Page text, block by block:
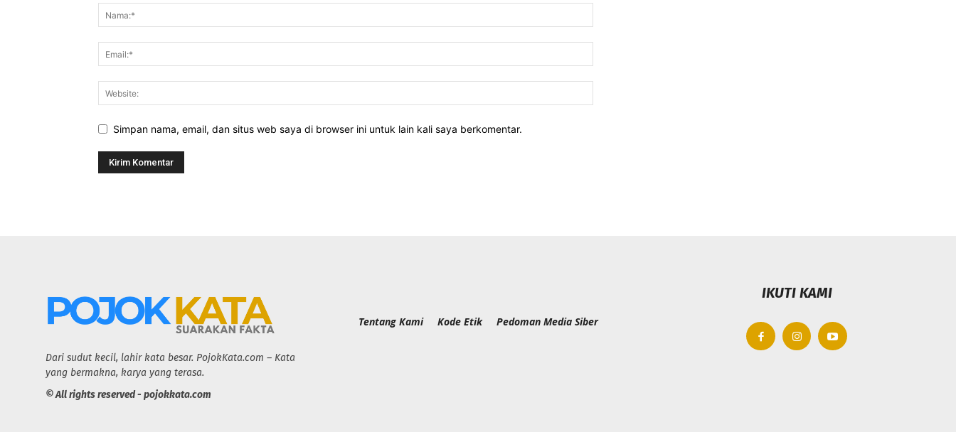
Simpan nama, email, dan situs web saya di browser ini untuk lain kali saya berkomentar.
Dari sudut kecil, lahir kata besar. PojokKata.com – Kata
yang bermakna, karya yang terasa.
© All rights reserved - pojokkata.com
Tentang Kami Kode Etik Pedoman Media Siber
IKUTI KAMI